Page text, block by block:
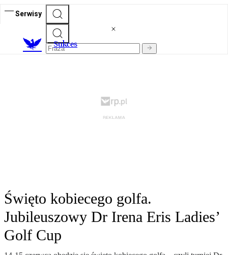
Serwisy
Sukces
Święto kobiecego golfa.
Jubileuszowy Dr Irena Eris Ladies’
Golf Cup